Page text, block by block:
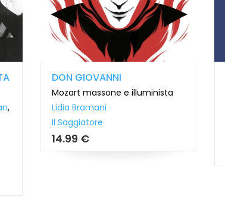
,
DON GIOVANNI
Mozart massone e illuminista
Lidia Bramani
Il Saggiatore
14.99 €